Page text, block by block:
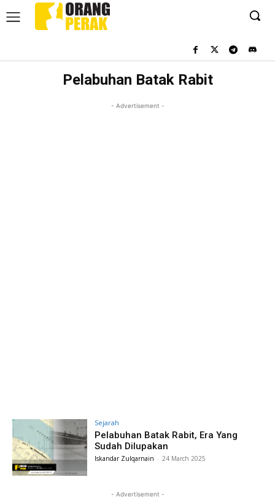
Pelabuhan Batak Rabit
- Advertisement -
Sejarah
Pelabuhan Batak Rabit, Era Yang
Sudah Dilupakan
Iskandar Zulqarnain - 24 March 2025
- Advertisement -